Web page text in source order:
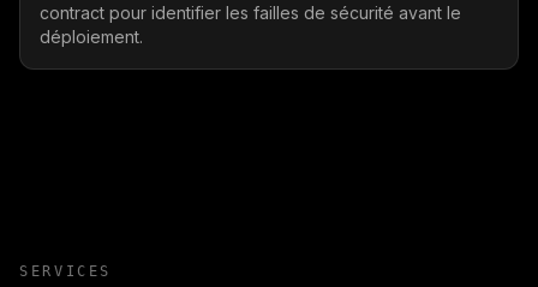
contract pour identifier les failles de sécurité avant le
déploiement.
SERVICES